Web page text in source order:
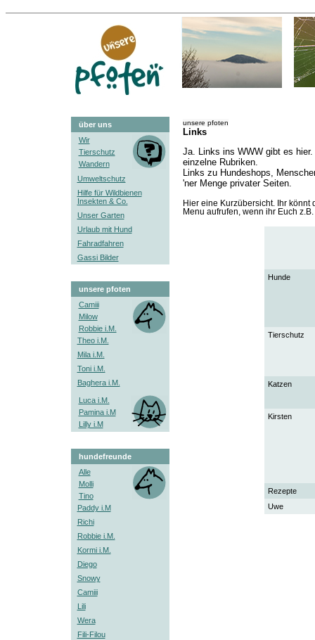
über uns
Wir
Tierschutz
Wandern
Umweltschutz
Hilfe für Wildbienen
Insekten & Co.
Unser Garten
Urlaub mit Hund
Fahradfahren
Gassi Bilder
unsere pfoten
Camiii
Milow
Robbie i.M.
Theo i.M.
Mila i.M.
Toni i.M.
Baghera i.M.
Luca i.M.
Pamina i.M
Lilly i.M
hundefreunde
Alle
Molli
Tino
Paddy i.M
Richi
Robbie i.M.
Kormi i.M.
Diego
Snowy
Camiii
Lili
Wera
Fili-Filou
unsere pfoten
Links
Ja. Links ins WWW gibt es
einzelne Rubriken.
Links zu Hundeshops,
'ner Menge privater Seiten.
Hier eine Kurzübersicht. Ihr
Menu aufrufen, wenn ihr Euch
Hunde
Tierschutz
Katzen
Kirsten
Rezepte
Uwe